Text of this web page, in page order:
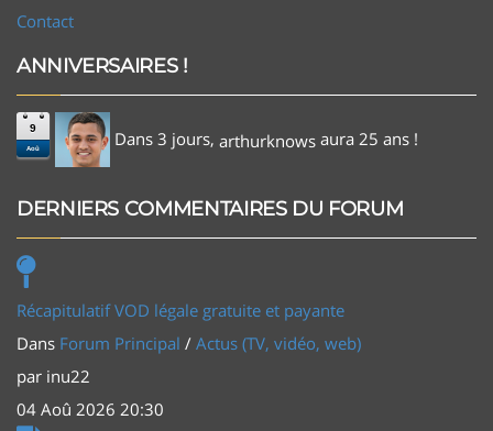
Contact
ANNIVERSAIRES !
9
Aoû Dans 3 jours, arthurknows aura 25 ans !
DERNIERS COMMENTAIRES DU FORUM
Récapitulatif VOD légale gratuite et payante
Dans Forum Principal / Actus (TV, vidéo, web)
par inu22
04 Aoû 2026 20:30